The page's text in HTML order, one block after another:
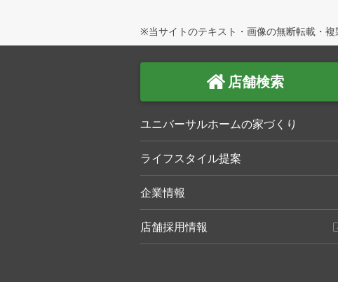
※当サイトのテキスト・画像の無断転載・
店舗検索
ユニバーサルホームの家づくり
ライフスタイル提案
企業情報
店舗採用情報